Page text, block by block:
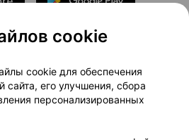
Новости проекта
Медицинский маркетинг
договор
Доставка
cookie
cookie для обеспечения
сайта, его улучшения, сбора
персонализированных